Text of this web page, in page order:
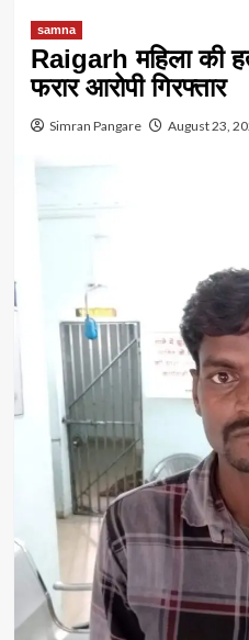
samna
Raigarh महिला की
फरार आरोपी गिरफ्तार
Simran Pangare August 23,